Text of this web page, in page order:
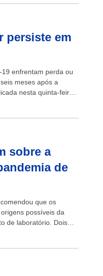
persiste em
enfrentam perda ou
meses após a
nesta quinta-feira
sobre a
de
que os
possíveis da
de laboratório. Dois